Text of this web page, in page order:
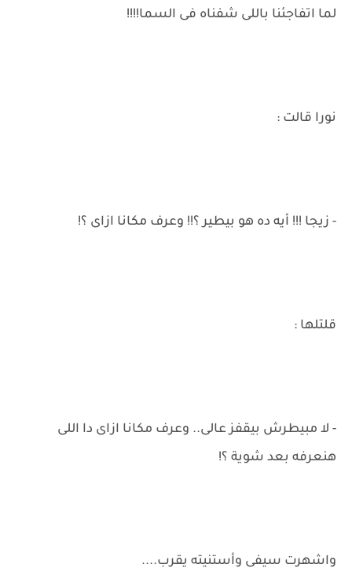
لما اتفاجئنا باللى شفناه فى السما!!!!
نورا قالت :
- زيجا !!! أيه ده هو بيطير ؟!! وعرف مكانا ازاى ؟!
قلتلها :
- لا مبيطرش بيقفز عالى.. وعرف مكانا ازاى دا اللى
هنعرفه بعد شوية ؟!
واشهرت سيفى وأستنيته يقرب....